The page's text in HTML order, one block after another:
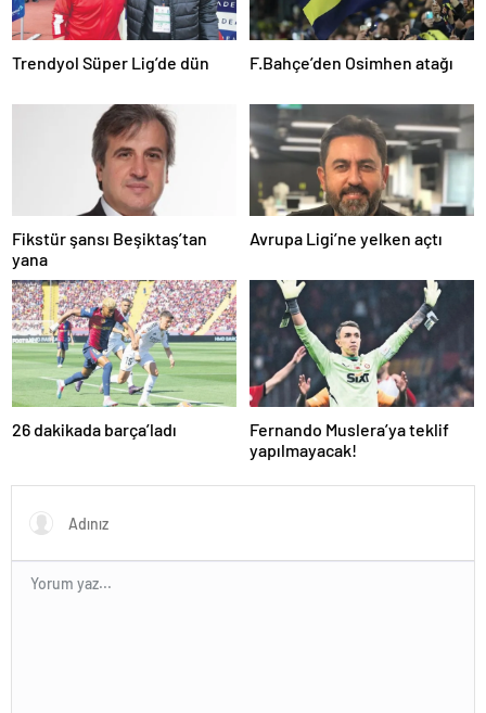
Trendyol Süper Lig’de dün F.Bahçe’den Osimhen atağı
Fikstür şansı Beşiktaş’tan
yana
Avrupa Ligi’ne yelken açtı
26 dakikada barça’ladı
Fernando Muslera’ya teklif
yapılmayacak!